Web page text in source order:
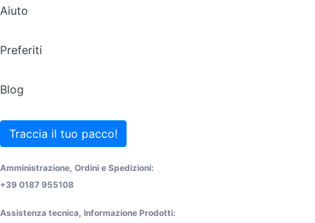
Aiuto
Preferiti
Blog
Traccia il tuo pacco!
Amministrazione, Ordini e Spedizioni:
+39 0187 955108
Assistenza tecnica, Informazione Prodotti: